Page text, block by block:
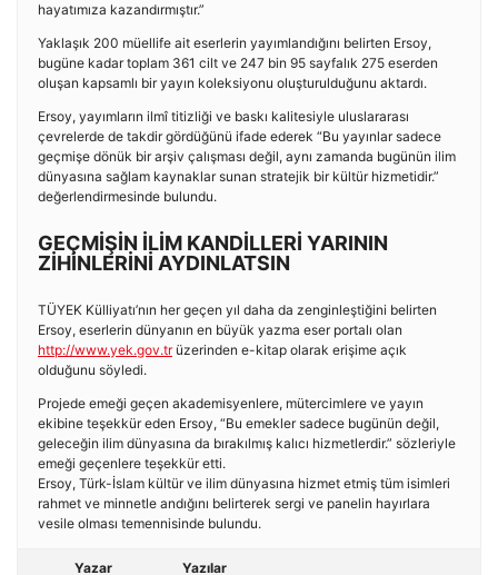
hayatımıza kazandırmıştır.”
Yaklaşık 200 müellife ait eserlerin yayımlandığını belirten Ersoy,
bugüne kadar toplam 361 cilt ve 247 bin 95 sayfalık 275 eserden
oluşan kapsamlı bir yayın koleksiyonu oluşturulduğunu aktardı.
Ersoy, yayımların ilmî titizliği ve baskı kalitesiyle uluslararası
çevrelerde de takdir gördüğünü ifade ederek “Bu yayınlar sadece
geçmişe dönük bir arşiv çalışması değil, aynı zamanda bugünün ilim
dünyasına sağlam kaynaklar sunan stratejik bir kültür hizmetidir.”
değerlendirmesinde bulundu.
GEÇMİŞİN İLİM KANDİLLERİ YARININ
ZİHİNLERİNİ AYDINLATSIN
TÜYEK Külliyatı’nın her geçen yıl daha da zenginleştiğini belirten
Ersoy, eserlerin dünyanın en büyük yazma eser portalı olan
http://www.yek.gov.trüzerinden e-kitap olarak erişime açık
olduğunu söyledi.
Projede emeği geçen akademisyenlere, mütercimlere ve yayın
ekibine teşekkür eden Ersoy, “Bu emekler sadece bugünün değil,
geleceğin ilim dünyasına da bırakılmış kalıcı hizmetlerdir.” sözleriyle
emeği geçenlere teşekkür etti.
Ersoy, Türk-İslam kültür ve ilim dünyasına hizmet etmiş tüm isimleri
rahmet ve minnetle andığını belirterek sergi ve panelin hayırlara
vesile olması temennisinde bulundu.
Yazar Yazılar